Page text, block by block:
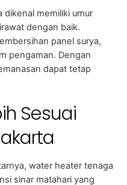
dikenal memiliki umur
dengan baik.
panel surya,
pengaman. Dengan
dapat tetap
Sesuai
water heater tenaga
sinar matahari yang